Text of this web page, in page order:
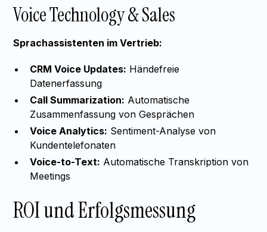
Voice Technology & Sales
Sprachassistenten im Vertrieb:
CRM Voice Updates: Händefreie
Datenerfassung
Call Summarization: Automatische
Zusammenfassung von Gesprächen
Voice Analytics: Sentiment-Analyse von
Kundentelefonaten
Voice-to-Text: Automatische Transkription von
Meetings
ROI und Erfolgsmessung